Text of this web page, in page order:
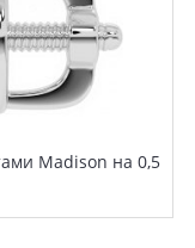
Madison на 0,5